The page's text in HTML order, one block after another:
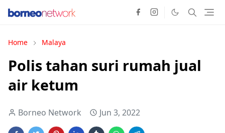
Home Malaya
Polis tahan suri rumah jual
air ketum
Borneo Network Jun 3, 2022